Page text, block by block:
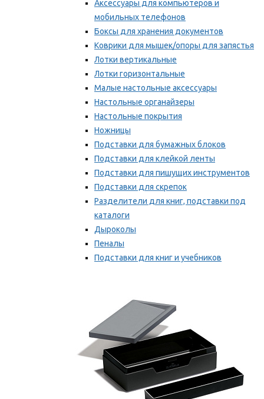
Аксессуары для компьютеров и
мобильных телефонов
Боксы для хранения документов
Коврики для мышек/опоры для запястья
Лотки вертикальные
Лотки горизонтальные
Малые настольные аксессуары
Настольные органайзеры
Настольные покрытия
Ножницы
Подставки для бумажных блоков
Подставки для клейкой ленты
Подставки для пишущих инструментов
Подставки для скрепок
Разделители для книг, подставки под
каталоги
Дыроколы
Пеналы
Подставки для книг и учебников